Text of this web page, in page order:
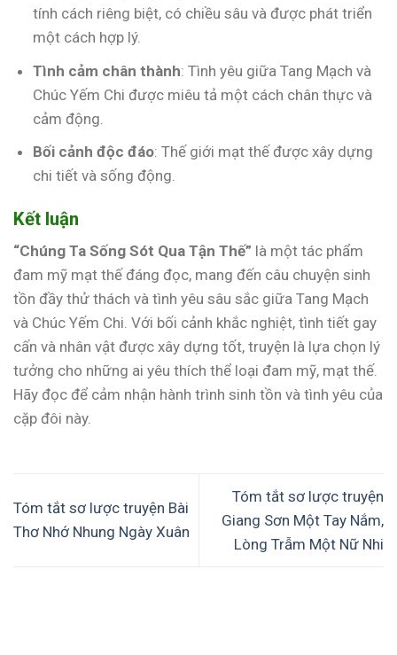
tính cách riêng biệt, có chiều sâu và được phát triển
một cách hợp lý.
Tình cảm chân thành: Tình yêu giữa Tang Mạch và
Chúc Yếm Chi được miêu tả một cách chân thực và
cảm động.
Bối cảnh độc đáo: Thế giới mạt thế được xây dựng
chi tiết và sống động.
Kết luận
“Chúng Ta Sống Sót Qua Tận Thế” là một tác phẩm
đam mỹ mạt thế đáng đọc, mang đến câu chuyện sinh
tồn đầy thử thách và tình yêu sâu sắc giữa Tang Mạch
và Chúc Yếm Chi. Với bối cảnh khắc nghiệt, tình tiết gay
cấn và nhân vật được xây dựng tốt, truyện là lựa chọn lý
tưởng cho những ai yêu thích thể loại đam mỹ, mạt thế.
Hãy đọc để cảm nhận hành trình sinh tồn và tình yêu của
cặp đôi này.
Tóm tắt sơ lược truyện Bài
Thơ Nhớ Nhung Ngày Xuân
Tóm tắt sơ lược truyện
Giang Sơn Một Tay Nắm,
Lòng Trẫm Một Nữ Nhi